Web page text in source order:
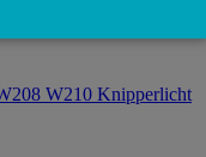
W210 Knipperlicht